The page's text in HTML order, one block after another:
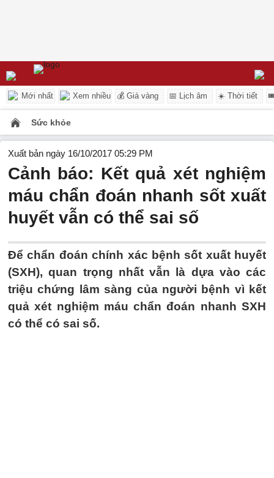
Mới nhất Xem nhiều 💰 Giá vàng 📅 Lịch âm ☀️ Thời tiết
Sức khỏe
Xuất bản ngày 16/10/2017 05:29 PM
Cảnh báo: Kết quả xét nghiệm
máu chẩn đoán nhanh sốt xuất
huyết vẫn có thể sai số
Để chẩn đoán chính xác bệnh sốt xuất huyết
(SXH), quan trọng nhất vẫn là dựa vào các
triệu chứng lâm sàng của người bệnh vì kết
quả xét nghiệm máu chẩn đoán nhanh SXH
có thể có sai số.